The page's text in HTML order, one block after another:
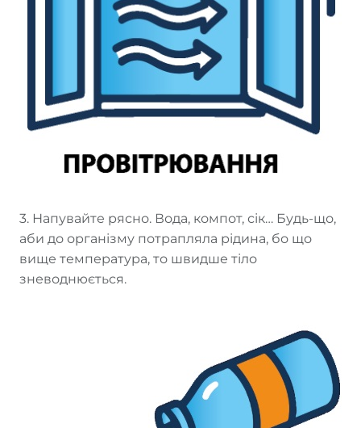
3. Напувайте рясно. Вода, компот, сік… Будь-що,
аби до організму потрапляла рідина, бо що
вище температура, то швидше тіло
зневоднюється.